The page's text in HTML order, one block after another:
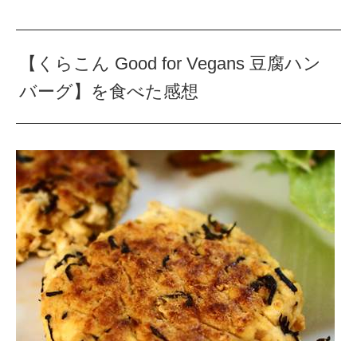
【くらこん Good for Vegans 豆腐ハン
バーグ】を食べた感想